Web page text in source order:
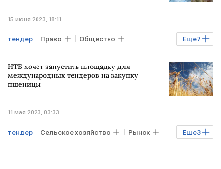
15 июня 2023, 18:11
Еще7
тендер Право Общество
Экономика Мировая экономика
УКРАИНА дети госзакупки
НТБ хочет запустить площадку для
международных тендеров на закупку
пшеницы
11 мая 2023, 03:33
Еще3
тендер Сельское хозяйство Рынок
Рынок товаров Экономика